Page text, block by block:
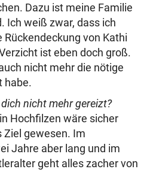
Dazu ist meine Familie
Ich weiß zwar, dass ich
von Kathi
ist eben doch groß.
nicht mehr die nötige
habe.
nicht mehr gereizt?
Hochfilzen wäre sicher
Ziel gewesen. Im
Jahre aber lang und im
geht alles zacher von